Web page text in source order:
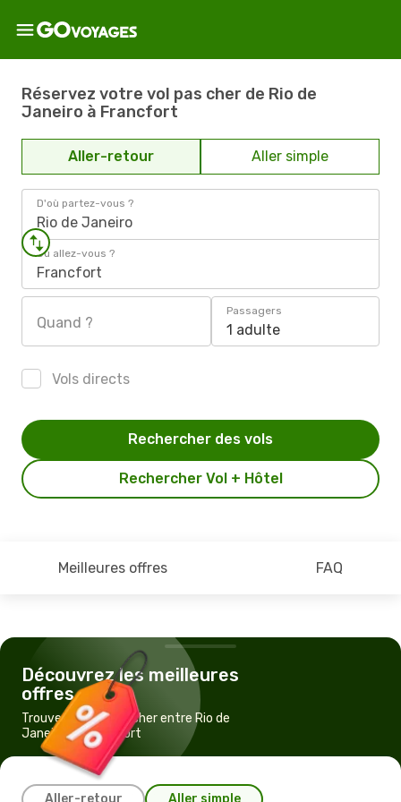
Réservez votre vol pas cher de Rio de
Janeiro à Francfort
Aller-retour Aller simple
D'où partez-vous ?
Rio de Janeiro
Où allez-vous ?
Francfort
Quand ?
Passagers
1 adulte
Vols directs
Rechercher Vol + Hôtel
Rechercher des vols
Meilleures offres FAQ
Découvrez les meilleures
offres
Trouvez un vol pas cher entre Rio de
Janeiro et Francfort
Aller-retour Aller simple